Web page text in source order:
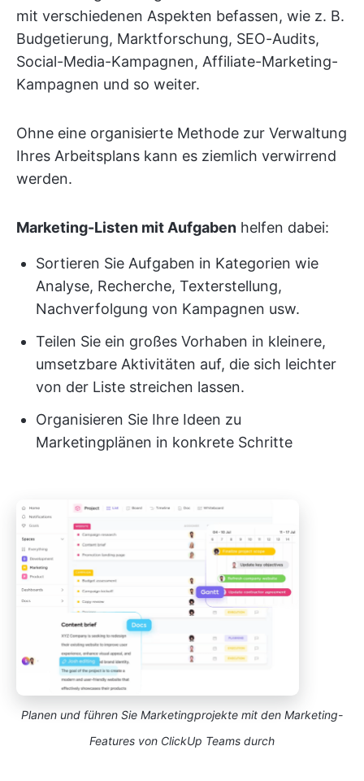
mit verschiedenen Aspekten befassen, wie z. B.
Budgetierung, Marktforschung, SEO-Audits,
Social-Media-Kampagnen, Affiliate-Marketing-
Kampagnen und so weiter.
Ohne eine organisierte Methode zur Verwaltung
Ihres Arbeitsplans kann es ziemlich verwirrend
werden.
Marketing-Listen mit Aufgaben helfen dabei:
Sortieren Sie Aufgaben in Kategorien wie
Analyse, Recherche, Texterstellung,
Nachverfolgung von Kampagnen usw.
Teilen Sie ein großes Vorhaben in kleinere,
umsetzbare Aktivitäten auf, die sich leichter
von der Liste streichen lassen.
Organisieren Sie Ihre Ideen zu
Marketingplänen in konkrete Schritte
Planen und führen Sie Marketingprojekte mit den Marketing-
Features von ClickUp Teams durch